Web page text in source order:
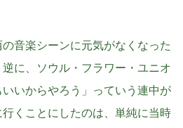
の音楽シーンに元気がなくなった
に、ソウル・フラワー・ユニオ
いからやろう」っていう連中が
くことにしたのは、単純に当時